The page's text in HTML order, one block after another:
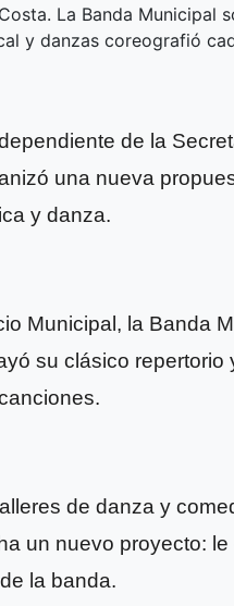
La Banda Municipal
y danzas coreografió
de la
una nueva
y danza.
Municipal, la Banda
su clásico
de danza y
un nuevo proyecto:
la banda.